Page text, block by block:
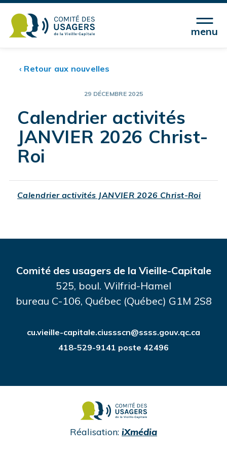
menu
‹ Retour aux nouvelles
29 DÉCEMBRE 2025
Calendrier activités
JANVIER 2026 Christ-
Roi
Calendrier activités JANVIER 2026 Christ-Roi
Comité des usagers de la Vieille-Capitale
525, boul. Wilfrid-Hamel
bureau C-106, Québec (Québec) G1M 2S8
cu.vieille-capitale.ciussscn@ssss.gouv.qc.ca
418-529-9141 poste 42496
Réalisation: iXmédiaundefined